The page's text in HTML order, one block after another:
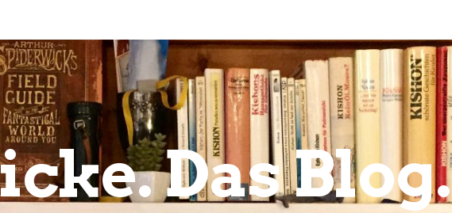
Das Blog.